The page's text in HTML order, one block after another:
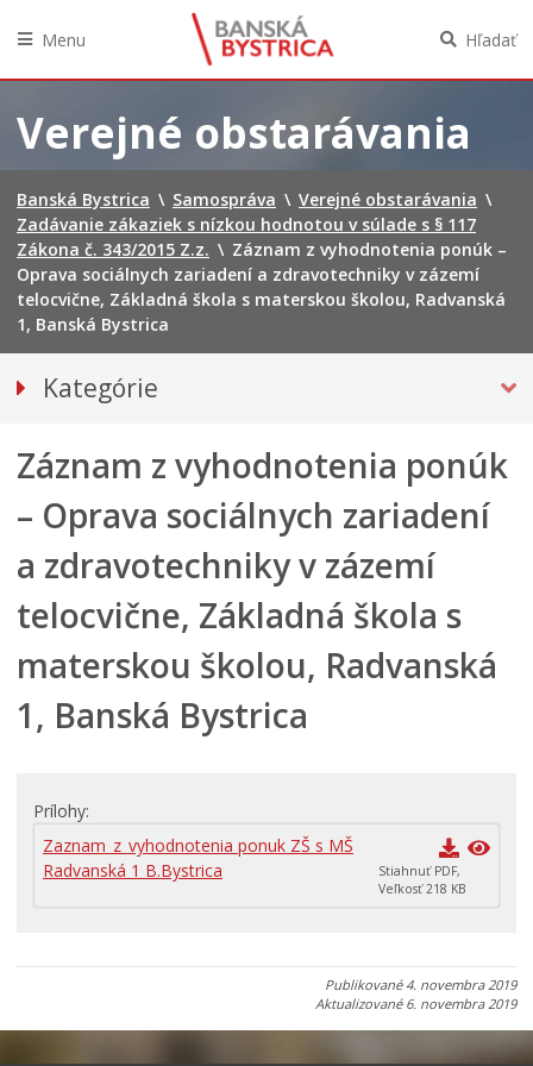
na
obsah
Menu Hľadať
Verejné obstarávania
Banská Bystrica \ Samospráva \ Verejné obstarávania \
Zadávanie zákaziek s nízkou hodnotou v súlade s § 117
Zákona č. 343/2015 Z.z. \ Záznam z vyhodnotenia ponúk –
Oprava sociálnych zariadení a zdravotechniky v zázemí
telocvične, Základná škola s materskou školou, Radvanská
1, Banská Bystrica
Kategórie
Informácie
Plán verejných obstarávaní
Smernica o verejnom obstarávaní
Zadávanie zákaziek s nízkou hodnotou v súlade s § 117
Zadávanie zákaziek v súlade s § 9 odst. 9 zákona o
verejnom obstarávaní
Záznam z vyhodnotenia ponúk
– Oprava sociálnych zariadení
a zdravotechniky v zázemí
telocvične, Základná škola s
materskou školou, Radvanská
1, Banská Bystrica
Prílohy
Zaznam_z_vyhodnotenia ponuk ZŠ s MŠ
Radvanská 1 B.Bystrica
Stiahnuť PDF,
Veľkosť 218 KB
Publikované 4. novembra 2019
Aktualizované 6. novembra 2019